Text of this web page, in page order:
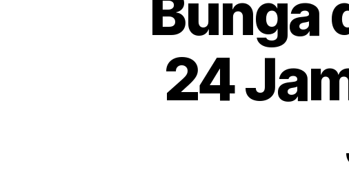
24